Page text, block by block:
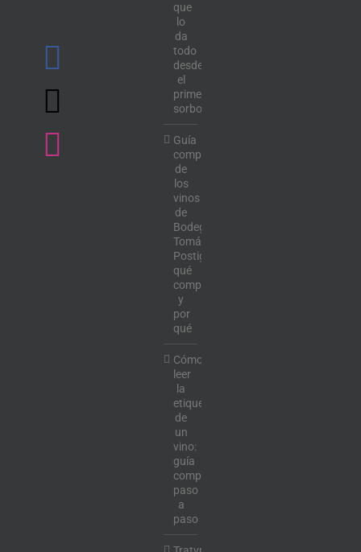
que
lo
da
todo
desde
el
primer
sorbo
Guía
completa
de
los
vinos
de
Bodega
Tomás
Postigo:
qué
comprar
y
por
qué
Cómo
leer
la
etiqueta
de
un
vino:
guía
completa
paso
a
paso